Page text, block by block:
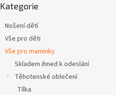
kategorie
Kategorie
Nošení dětí
Vše pro děti
Vše pro maminky
Skladem ihned k odeslání
Těhotenské oblečení
Tílka